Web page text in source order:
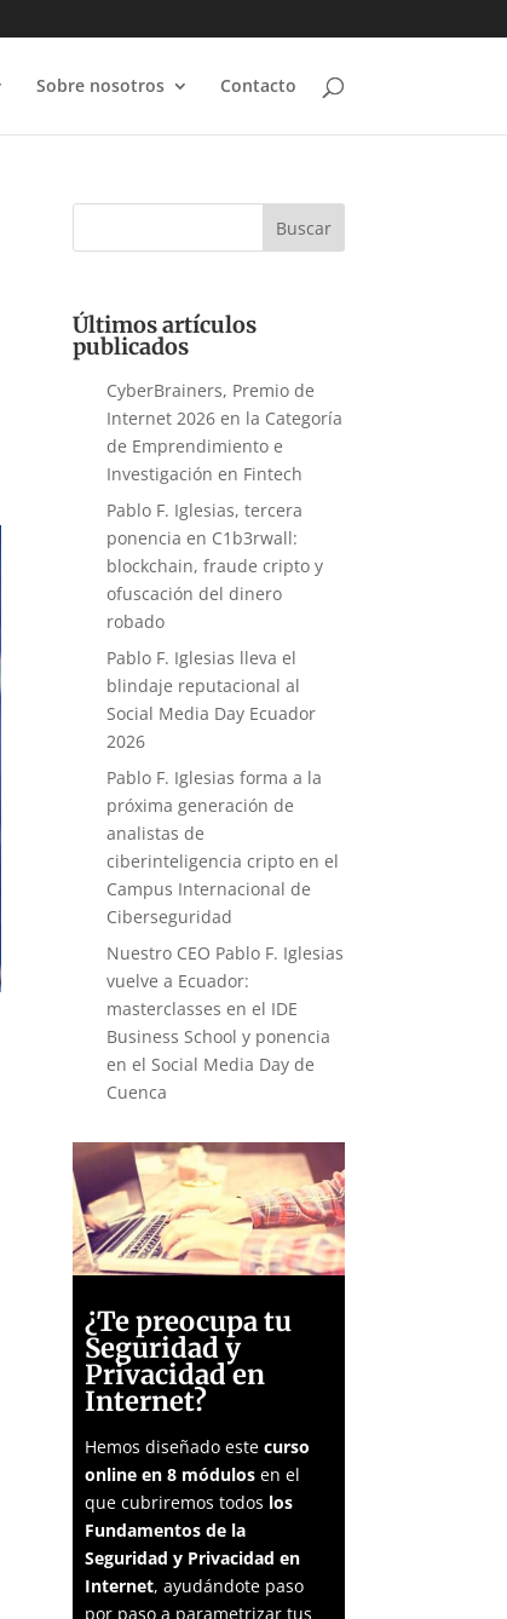
Sobre nosotros Contacto
Últimos artículos
publicados
CyberBrainers, Premio de
Internet 2026 en la Categoría
de Emprendimiento e
Investigación en Fintech
Pablo F. Iglesias, tercera
ponencia en C1b3rwall:
blockchain, fraude cripto y
ofuscación del dinero
robado
Pablo F. Iglesias lleva el
blindaje reputacional al
Social Media Day Ecuador
2026
Pablo F. Iglesias forma a la
próxima generación de
analistas de
ciberinteligencia cripto en el
Campus Internacional de
Ciberseguridad
Nuestro CEO Pablo F. Iglesias
vuelve a Ecuador:
masterclasses en el IDE
Business School y ponencia
en el Social Media Day de
Cuenca
¿Te preocupa tu
Seguridad y
Privacidad en
Internet?
Hemos diseñado estecurso
online en 8 módulos en el
que cubriremos todos los
Fundamentos de la
Seguridad y Privacidad en
Internet, ayudándote paso
por paso a parametrizar tus